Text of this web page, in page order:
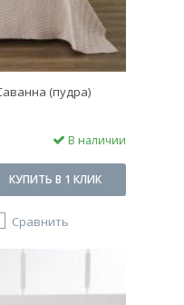
(пудра)
В наличии
КУПИТЬ В 1 КЛИК
Сравнить